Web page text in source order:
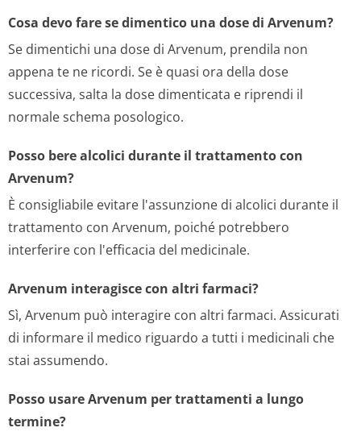
Cosa devo fare se dimentico una dose di Arvenum?
Se dimentichi una dose di Arvenum, prendila non
appena te ne ricordi. Se è quasi ora della dose
successiva, salta la dose dimenticata e riprendi il
normale schema posologico.
Posso bere alcolici durante il trattamento con
Arvenum?
È consigliabile evitare l'assunzione di alcolici durante il
trattamento con Arvenum, poiché potrebbero
interferire con l'efficacia del medicinale.
Arvenum interagisce con altri farmaci?
Sì, Arvenum può interagire con altri farmaci. Assicurati
di informare il medico riguardo a tutti i medicinali che
stai assumendo.
Posso usare Arvenum per trattamenti a lungo
termine?